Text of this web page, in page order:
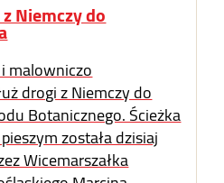
Niemczy do
malowniczo
drogi z Niemczy do
Botanicznego. Ścieżka
została dzisiaj
Wicemarszałka